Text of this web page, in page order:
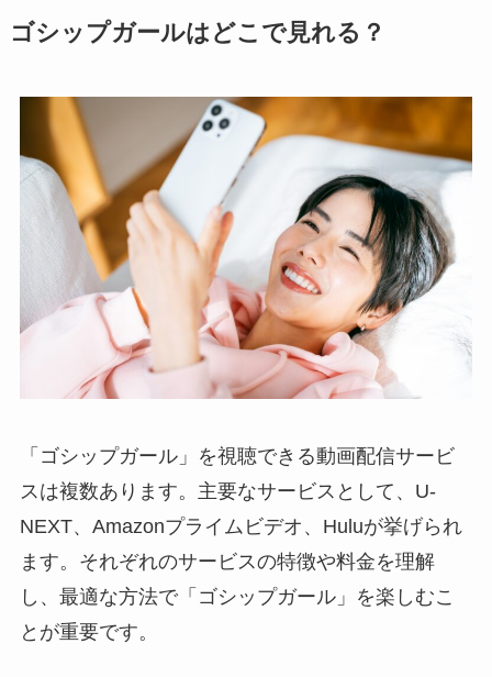
ゴシップガールはどこで見れる？
「ゴシップガール」を視聴できる動画配信サービ
スは複数あります。主要なサービスとして、U-
NEXT、Amazonプライムビデオ、Huluが挙げられ
ます。それぞれのサービスの特徴や料金を理解
し、最適な方法で「ゴシップガール」を楽しむこ
とが重要です。